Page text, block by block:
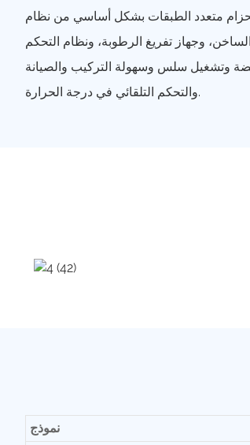
متعدد الطبقات بشكل أساسي من نظام
الساخن، وجهاز تفريغ الرطوبة، ونظام التحكم
وتشغيل سلس وسهولة التركيب والصيانة
والتحكم التلقائي في درجة الحرارة.
نموذج